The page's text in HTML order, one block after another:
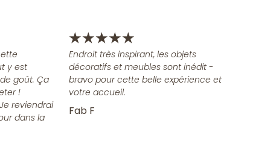
y est
goût. Ça
!
reviendrai
dans la
★★★★★
Endroit très inspirant, les objets
décoratifs et meubles sont inédit -
bravo pour cette belle expérience et
votre accueil.
Fab F